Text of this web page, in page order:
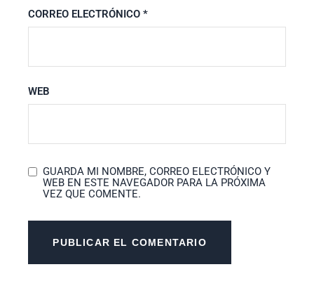
CORREO ELECTRÓNICO*
WEB
GUARDA MI NOMBRE, CORREO ELECTRÓNICO Y
WEB EN ESTE NAVEGADOR PARA LA PRÓXIMA
VEZ QUE COMENTE.
PUBLICAR EL COMENTARIO